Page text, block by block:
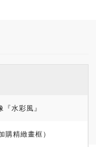
水彩風』
購精緻畫框）